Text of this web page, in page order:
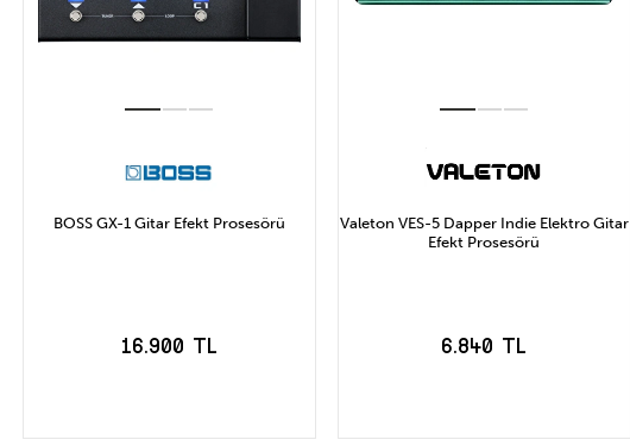
BOSS GX-1 Gitar Efekt Prosesörü
16.900 TL
Valeton VES-5 Dapper Indie Elektro Gitar
Efekt Prosesörü
6.840 TL